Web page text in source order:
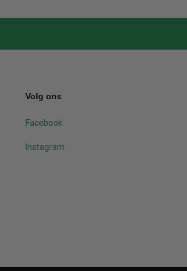
Volg ons
Facebook
Instagram